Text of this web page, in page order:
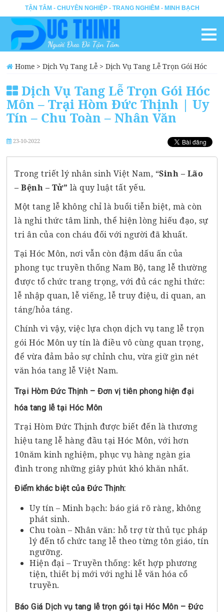
TẬN TÂM - CHUYÊN NGHIỆP - TRANG NGHIÊM - MINH BẠCH
Home >Dịch Vụ Tang Lễ >Dịch Vụ Tang Lễ Trọn Gói Hóc
Dịch Vụ Tang Lễ Trọn Gói Hóc
Môn – Trại Hòm Đức Thịnh | Uy
Tín – Chu Toàn – Nhân Văn
23-10-2022
Trong triết lý nhân sinh Việt Nam, “Sinh – Lão
– Bệnh – Tử” là quy luật tất yếu.
Một tang lễ không chỉ là buổi tiễn biệt, mà còn
là nghi thức tâm linh, thể hiện lòng hiếu đạo, sự
tri ân của con cháu đối với người đã khuất.
Tại Hóc Môn, nơi vẫn còn đậm dấu ấn của
phong tục truyền thống Nam Bộ, tang lễ thường
được tổ chức trang trọng, với đủ các nghi thức:
lễ nhập quan, lễ viếng, lễ truy điệu, di quan, an
táng/hỏa táng.
Chính vì vậy, việc lựa chọn dịch vụ tang lễ trọn
gói Hóc Môn uy tín là điều vô cùng quan trọng,
để vừa đảm bảo sự chỉnh chu, vừa giữ gìn nét
văn hóa tang lễ Việt Nam.
Trại Hòm Đức Thịnh – Đơn vị tiên phong hiện đại
hóa tang lễ tại Hóc Môn
Trại Hòm Đức Thịnh được biết đến là thương
hiệu tang lễ hàng đầu tại Hóc Môn, với hơn
10năm kinh nghiệm, phục vụ hàng ngàn gia
đình trong những giây phút khó khăn nhất.
Điểm khác biệt của Đức Thịnh:
Uy tín – Minh bạch: báo giá rõ ràng, không
phát sinh.
Chu toàn – Nhân văn: hỗ trợ từ thủ tục pháp
lý đến tổ chức tang lễ theo từng tôn giáo, tín
ngưỡng.
Hiện đại – Truyền thống: kết hợp phương
tiện, thiết bị mới với nghi lễ văn hóa cổ
truyền.
Báo Giá Dịch vụ tang lễ trọn gói tại Hóc Môn – Đức